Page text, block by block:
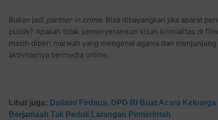
Bukan jadi partner in crime. Bisa dibayangkan jika aparat
publik? Apakah tidak semenyeramkan kisah krimialitas di
masih diberi marwah yang mengenal agama dan
aktivitasnya bermedia online.
Lihat juga: Dailami Firdaus, DPD RI Buat Acara
Berjamaah Tak Peduli Larangan Pemerintah